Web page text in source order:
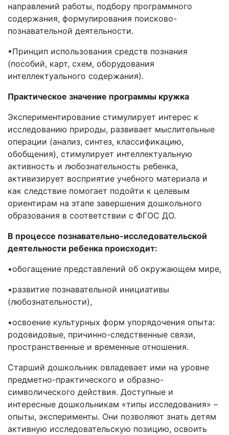
направлений работы, подбору программного
содержания, формулирования поисково-
познавательной деятельности.
•Принцип использования средств познания
(пособий, карт, схем, оборудования
интеллектуального содержания).
Практическое значение программы кружка
Экспериментирование стимулирует интерес к
исследованию природы, развивает мыслительные
операции (анализ, синтез, классификацию,
обобщения), стимулирует интеллектуальную
активность и любознательность ребенка,
активизирует восприятие учебного материала и
как следствие помогает подойти к целевым
ориентирам на этапе завершения дошкольного
образования в соответствии с ФГОС ДО.
В процессе познавательно-исследовательской
деятельности ребенка происходит:
•обогащение представлений об окружающем мире,
•развитие познавательной инициативы
(любознательности),
•освоение культурных форм упорядочения опыта:
родовидовые, причинно-следственные связи,
пространственные и временные отношения.
Старший дошкольник овладевает ими на уровне
предметно-практического и образно-
символического действия. Доступные и
интересные дошкольникам «типы исследования» –
опыты, эксперименты. Они позволяют знать детям
активную исследовательскую позицию, освоить